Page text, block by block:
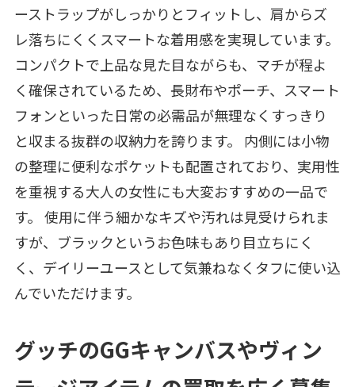
ーストラップがしっかりとフィットし、肩からズ
レ落ちにくくスマートな着用感を実現しています。
コンパクトで上品な見た目ながらも、マチが程よ
く確保されているため、長財布やポーチ、スマート
フォンといった日常の必需品が無理なくすっきり
と収まる抜群の収納力を誇ります。 内側には小物
の整理に便利なポケットも配置されており、実用性
を重視する大人の女性にも大変おすすめの一品で
す。 使用に伴う細かなキズや汚れは見受けられま
すが、ブラックというお色味もあり目立ちにく
く、デイリーユースとして気兼ねなくタフに使い込
んでいただけます。
グッチのGGキャンバスやヴィン